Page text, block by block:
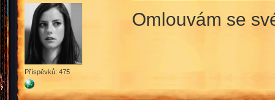
Příspěvků: 475
Omlouvám se